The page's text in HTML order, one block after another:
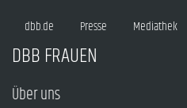
dbb.de Presse Mediathek
DBB FRAUEN
Über uns